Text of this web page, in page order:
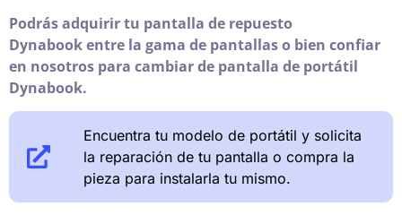
Podrás adquirir tu pantalla de repuesto
Dynabook entre la gama de pantallas o bien confiar
en nosotros para cambiar de pantalla de portátil
Dynabook.
Encuentra tu modelo de portátil y solicita
la reparación de tu pantalla o compra la
pieza para instalarla tu mismo.